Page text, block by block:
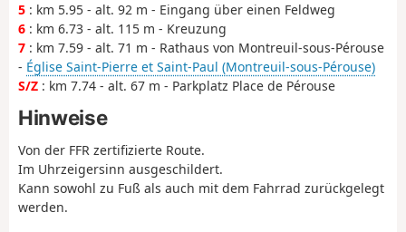
5 : km 5.95 - alt. 92 m - Eingang über einen Feldweg
6 : km 6.73 - alt. 115 m - Kreuzung
7 : km 7.59 - alt. 71 m - Rathaus von Montreuil-sous-Pérouse
- Église Saint-Pierre et Saint-Paul (Montreuil-sous-Pérouse)
S/Z : km 7.74 - alt. 67 m - Parkplatz Place de Pérouse
Hinweise
Von der FFR zertifizierte Route.
Im Uhrzeigersinn ausgeschildert.
Kann sowohl zu Fuß als auch mit dem Fahrrad zurückgelegt
werden.